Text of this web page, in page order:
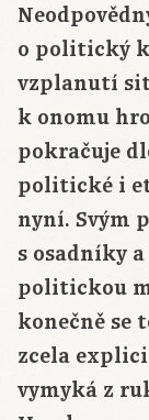
o politický
vzplanutí
k onomu
pokračuje
politické i
nyní. Svým
s osadníky
politickou
konečně se
zcela
vymyká z